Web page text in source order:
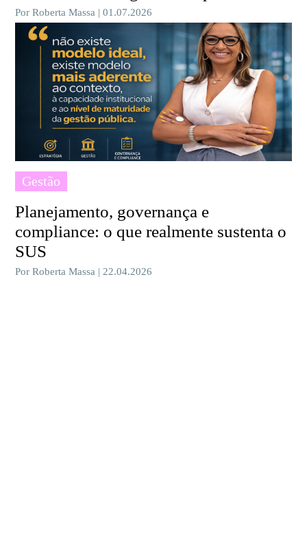
Por Roberta Massa | 01.07.2026
Gestão
Planejamento, governança e
compliance: o que realmente sustenta o
SUS
Por Roberta Massa | 22.04.2026